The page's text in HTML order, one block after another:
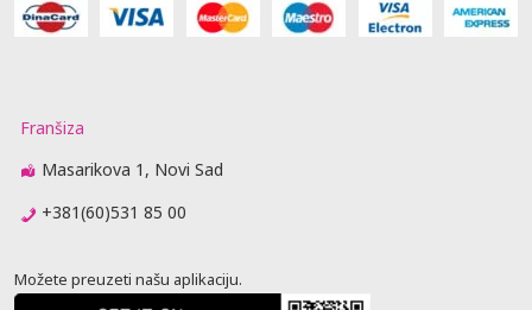
Franšiza
Masarikova 1, Novi Sad
+381(60)531 85 00
Možete preuzeti našu aplikaciju.